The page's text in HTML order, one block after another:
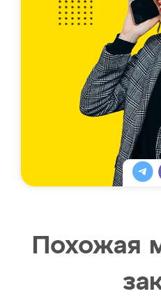
Похожая